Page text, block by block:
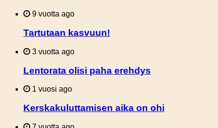
9 vuotta ago
Tartutaan kasvuun!
3 vuotta ago
Lentorata olisi paha erehdys
1 vuosi ago
Kerskakuluttamisen aika on ohi